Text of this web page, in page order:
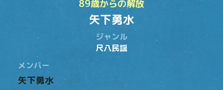
89歳からの解放
矢下勇水
ジャンル
尺八民謡
メンバー
矢下勇水